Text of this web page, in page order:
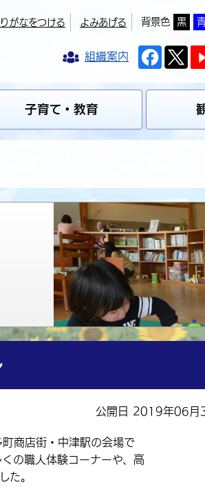
がなをつける よみあげる 背景色 黒
組織案内
子育て・教育
公開日 2019年06月
商店街・中津駅の会場で
の職人体験コーナーや、高
た。